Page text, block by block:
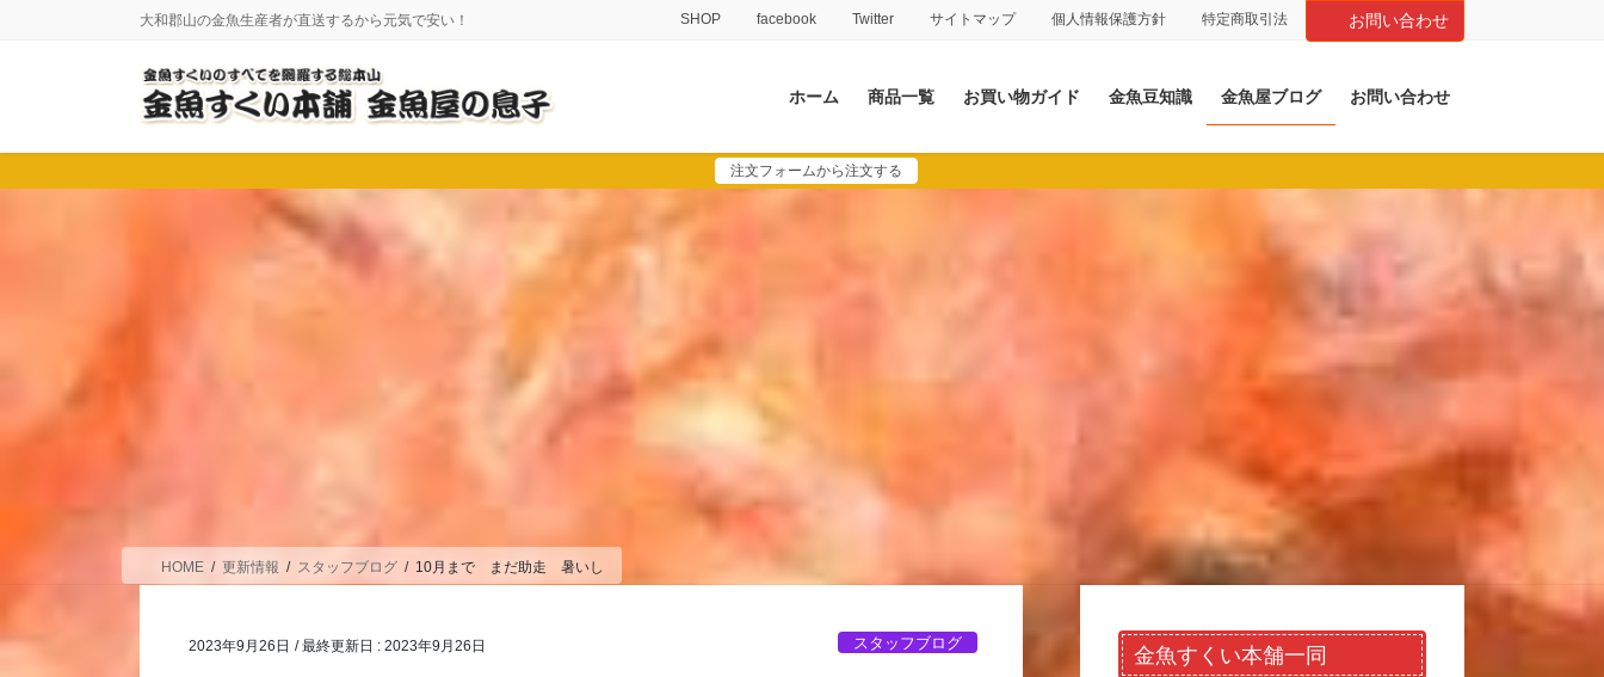
に
移
ョ
ン
大和郡山の金魚生産者が直送するから元気で安い！ SHOP facebook Twitter サイトマップ 個人情報保護方針 特定商取引法 お問い合わせ
ホーム 商品一覧 お買い物ガイド 金魚豆知識 金魚屋ブログ お問い合わせ
注文フォームから注文する
HOME 更新情報 スタッフブログ 10月まで まだ助走 暑いし
2023年9月26日 / 最終更新日 :2023年9月26日 スタッフブログ
金魚すくい本舗一同